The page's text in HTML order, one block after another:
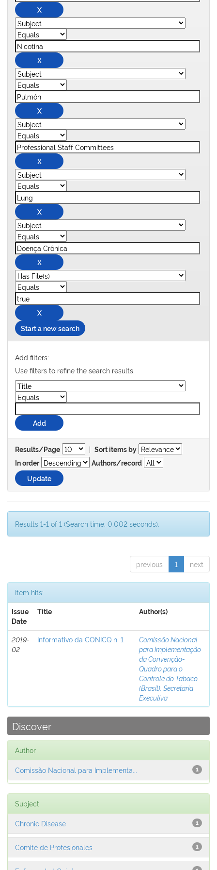
Start a new search
Add filters:
Use filters to refine the search results.
Results/Page | Sort items by
In order
Authors/record
Results 1-1 of 1 (Search time: 0.002 seconds).
previous 1 next
Item hits:
Issue
Date
Title Author(s)
2019-
02
Informativo da CONICQ n. 1
Comissão Nacional
para Implementação
da Convenção-
Quadro para o
Controle do Tabaco
(Brasil). Secretaria
Executiva
Discover
Author
1
Comissão Nacional para Implementa...
Subject
1
Chronic Disease
1
Comité de Profesionales